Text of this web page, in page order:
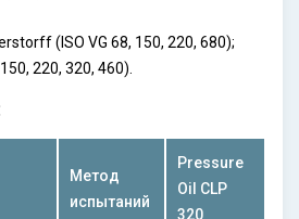
(ISO VG 68, 150, 220, 680);
220, 320, 460).
Метод
испытаний
Pressure
Oil CLP
320